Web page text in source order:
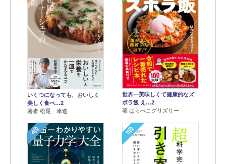
いくつになっても、おいしく
美しく食べ…2
著者 松尾 幸造
世界一美味しくて健康的なズ
ボラ飯 え…2
著 はらぺこグリズリー
4位 5位